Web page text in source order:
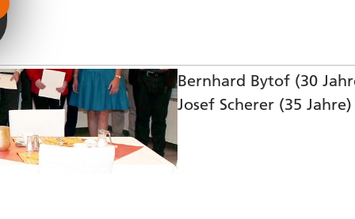
Bernhard Bytof (30
Josef Scherer (35 Jahre)